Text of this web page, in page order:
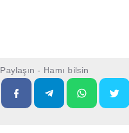
Paylaşın - Hamı bilsin